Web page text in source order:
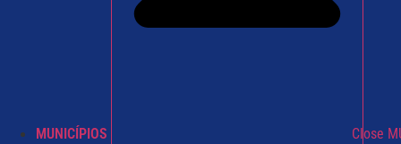
MUNICÍPIOS Close